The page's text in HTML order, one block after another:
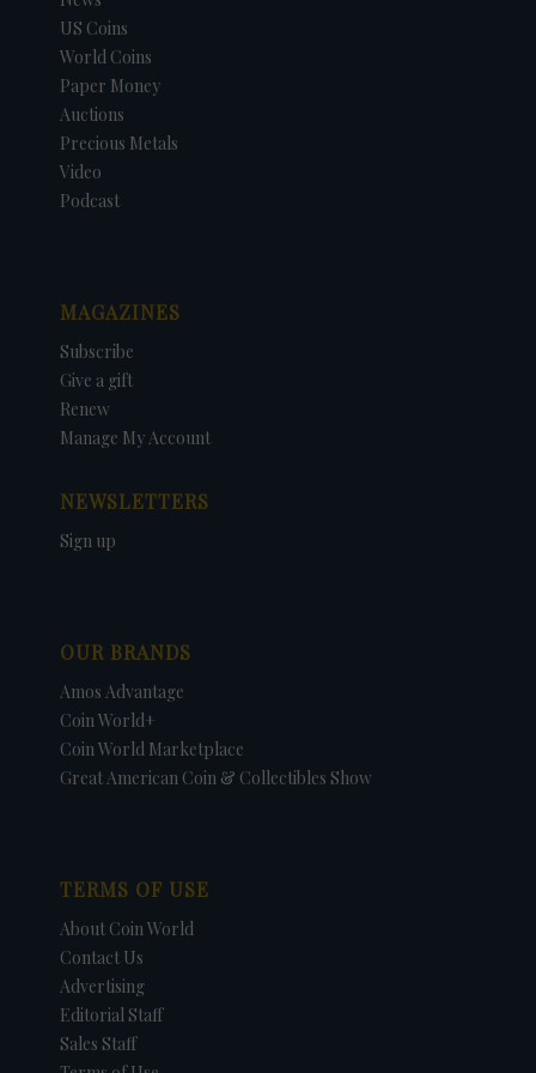
US Coins
World Coins
Paper Money
Auctions
Precious Metals
Video
Podcast
MAGAZINES
Subscribe
Give a gift
Renew
Manage My Account
NEWSLETTERS
Sign up
OUR BRANDS
Amos Advantage
Coin World+
Coin World Marketplace
Great American Coin & Collectibles Show
TERMS OF USE
About Coin World
Contact Us
Advertising
Editorial Staff
Sales Staff